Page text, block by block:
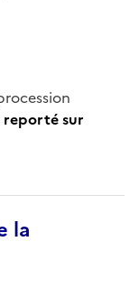
sur
la